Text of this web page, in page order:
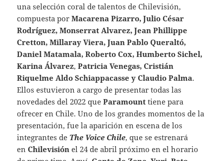
una selección coral de talentos de Chilevisión,
compuesta porMacarena Pizarro, Julio César
Rodríguez, Monserrat Alvarez, Jean Phillippe
Cretton, Millaray Viera, Juan Pablo Queraltó,
Daniel Matamala, Roberto Cox, Humberto Sichel,
Karina Álvarez,Patricia Venegas, Cristián
Riquelme Aldo Schiappacasse y Claudio Palma.
Ellos estuvieron a cargo de presentar todas las
novedades del 2022 queParamount tiene para
ofrecer en Chile. Uno de los grandes momentos de la
presentación, fue la aparición en escena de los
integrantes de The Voice Chile, que se estrenará
enChilevisión el 24 de abril próximo en el horario